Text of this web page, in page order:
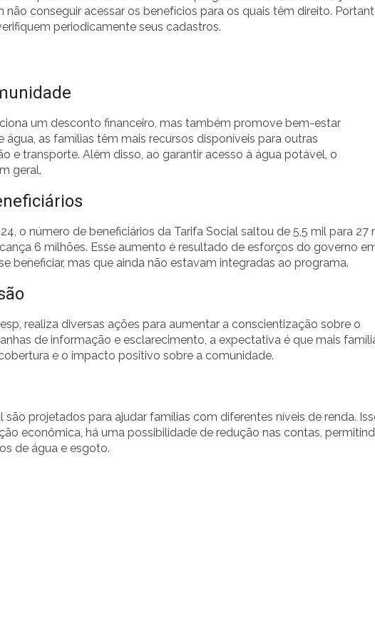
conseguir acessar os benefícios para os quais têm direito.
periodicamente seus cadastros.
um desconto financeiro, mas também promove bem-estar
as famílias têm mais recursos disponíveis para outras
e transporte. Além disso, ao garantir acesso à água potável, o
geral.
o número de beneficiários da Tarifa Social saltou de 5,5 mil para 27
6 milhões. Esse aumento é resultado de esforços do governo
beneficiar, mas que ainda não estavam integradas ao programa.
realiza diversas ações para aumentar a conscientização sobre o
de informação e esclarecimento, a expectativa é que mais
e o impacto positivo sobre a comunidade.
projetados para ajudar famílias com diferentes níveis de renda.
econômica, há uma possibilidade de redução nas contas,
de água e esgoto.